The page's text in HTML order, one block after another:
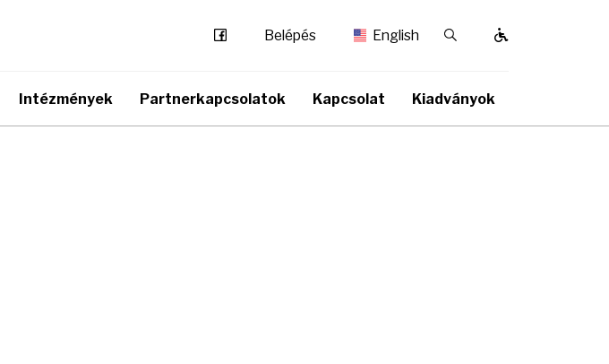
FacebookBelépés English Kereső / Bezárás
Intézmények Partnerkapcsolatok Kapcsolat Kiadványok